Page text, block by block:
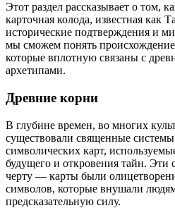
Этот раздел рассказывает о том,
карточная колода, известная как
исторические подтверждения и
мы сможем понять происхождение
которые вплотную связаны с
архетипами.
Древние корни
В глубине времен, во многих
существовали священные
символических карт,
будущего и откровения тайн.
черту — карты были
символов, которые внушали
предсказательную силу.